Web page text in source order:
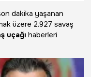
dakika yaşanan
üzere 2.927 savaş
uçağı haberleri